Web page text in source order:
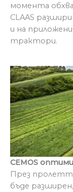
момента
CLAAS
и на
трактори.
CEMOS
През
бъде